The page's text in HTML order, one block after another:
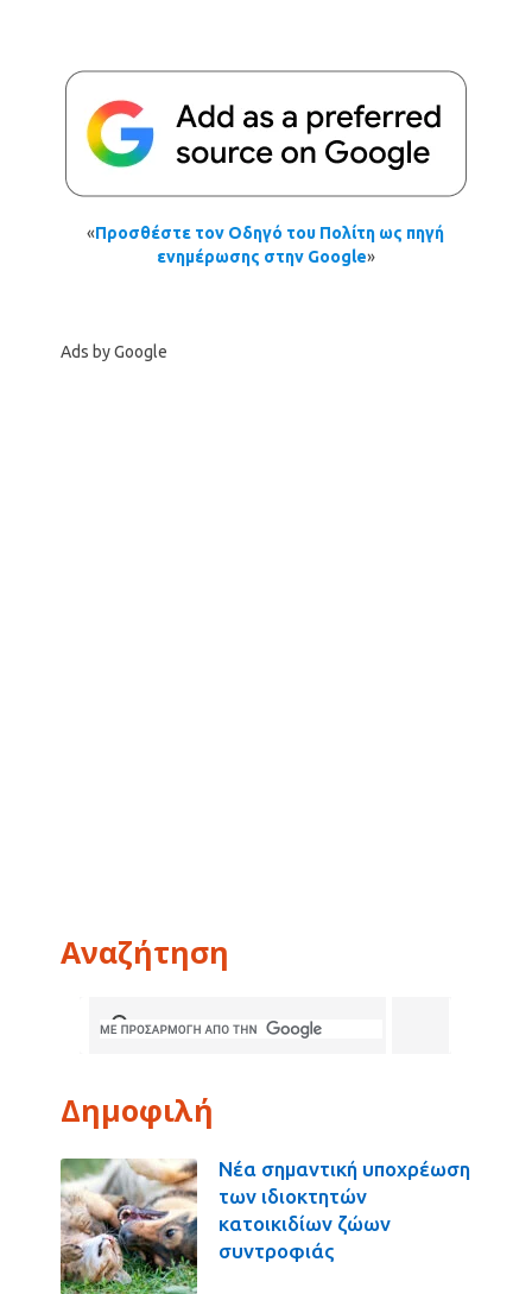
«Προσθέστε τον Οδηγό του Πολίτη ως πηγή
ενημέρωσης στην Google»
Ads by Google
Αναζήτηση
Δημοφιλή
Νέα σημαντική υποχρέωση
των ιδιοκτητών
κατοικιδίων ζώων
συντροφιάς